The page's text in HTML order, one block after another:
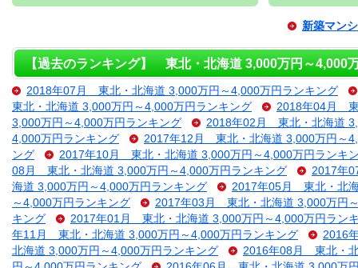
新築マン
【過去のランキング】 東北・北海道 3,000万円～4,000
2018年07月 東北・北海道 3,000万円～4,000万円ランキング
東北・北海道 3,000万円～4,000万円ランキング
2018年04月 東
3,000万円～4,000万円ランキング
2018年02月 東北・北海道
4,000万円ランキング
2017年12月 東北・北海道 3,000万円～
ング
2017年10月 東北・北海道 3,000万円～4,000万円ランキ
08月 東北・北海道 3,000万円～4,000万円ランキング
2017年
海道 3,000万円～4,000万円ランキング
2017年05月 東北・北
～4,000万円ランキング
2017年03月 東北・北海道 3,000万円
キング
2017年01月 東北・北海道 3,000万円～4,000万円ラン
年11月 東北・北海道 3,000万円～4,000万円ランキング
2016
北海道 3,000万円～4,000万円ランキング
2016年08月 東北・